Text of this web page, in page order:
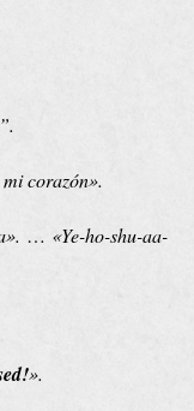
corazón».
… «Ye-ho-shu-aa-
».